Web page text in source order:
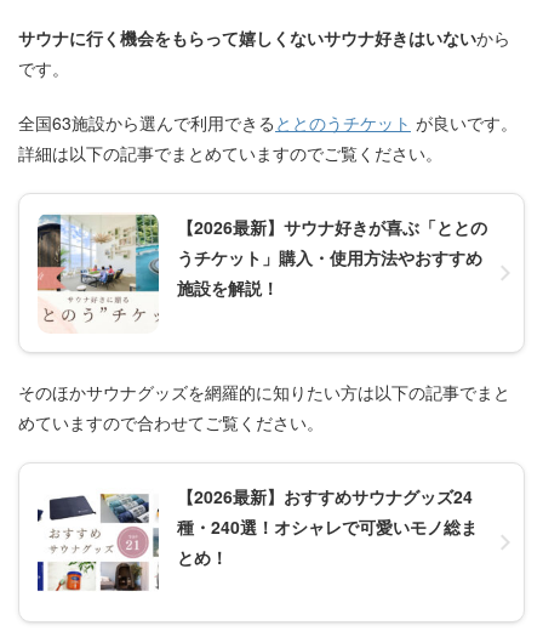
サウナに行く機会をもらって嬉しくないサウナ好きはいないから
です。
全国63施設から選んで利用できる ととのうチケット が良いです。
詳細は以下の記事でまとめていますのでご覧ください。
【2026最新】サウナ好きが喜ぶ「ととの
うチケット」購入・使用方法やおすすめ
施設を解説！
そのほかサウナグッズを網羅的に知りたい方は以下の記事でまと
めていますので合わせてご覧ください。
【2026最新】おすすめサウナグッズ24
種・240選！オシャレで可愛いモノ総ま
とめ！